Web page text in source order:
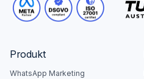
Produkt
WhatsApp Marketing